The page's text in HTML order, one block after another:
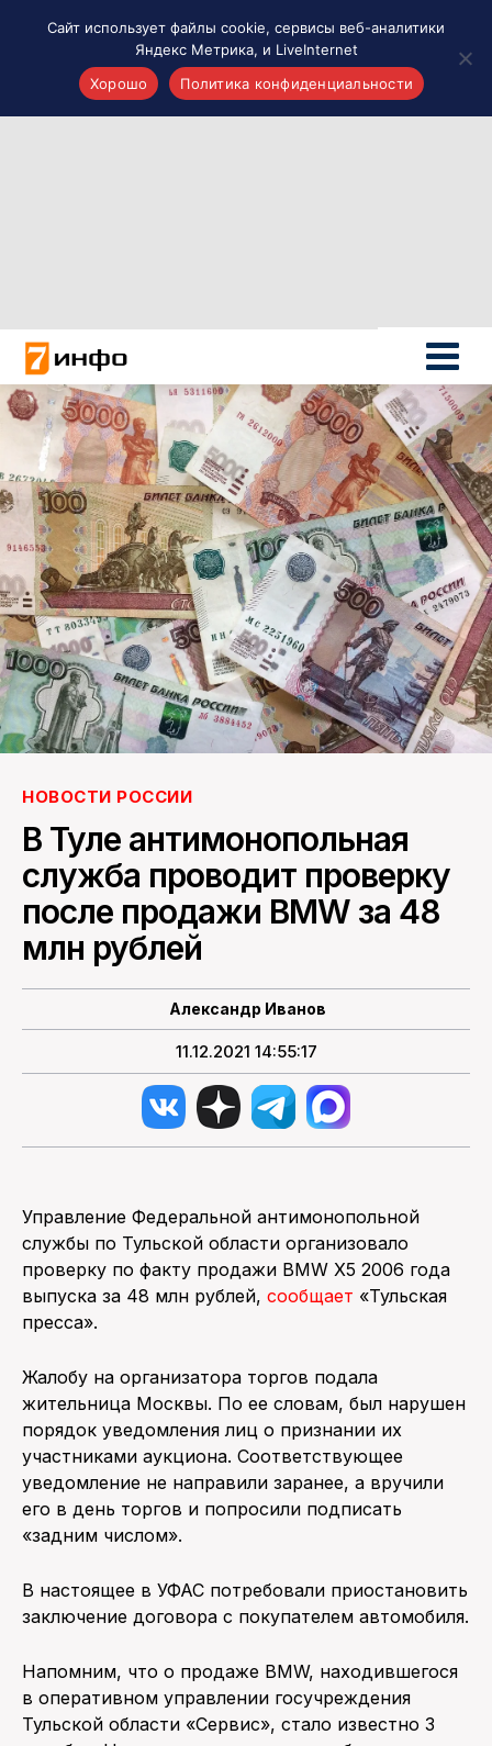
Новости России
Политика
Новости мира
Все материалы 7инфо
О НАС
ПОИСК ПО САЙТУ
НОВОСТИ РОССИИ
В Туле антимонопольная
служба проводит проверку
после продажи BMW за 48
млн рублей
Александр Иванов
11.12.2021 14:55:17
Управление Федеральной антимонопольной
службы по Тульской области организовало
проверку по факту продажи BMW X5 2006 года
выпуска за 48 млн рублей, сообщает «Тульская
пресса».
Жалобу на организатора торгов подала
жительница Москвы. По ее словам, был нарушен
порядок уведомления лиц о признании их
участниками аукциона. Соответствующее
уведомление не направили заранее, а вручили
его в день торгов и попросили подписать
«задним числом».
В настоящее в УФАС потребовали приостановить
заключение договора с покупателем автомобиля.
Напомним, что о продаже BMW, находившегося
в оперативном управлении госучреждения
Тульской области «Сервис», стало известно 3
Сайт использует файлы cookie, сервисы веб-аналитики
Яндекс Метрика, и LiveInternet
Хорошо
Политика конфиденциальности